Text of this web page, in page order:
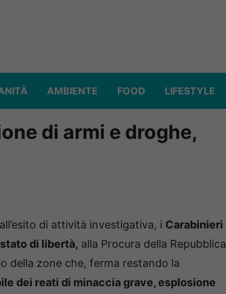
AMBIENTE FOOD LIFESTYLE
di armi e droghe,
di attività investigativa, i Carabinieri
di libertà, alla Procura della Repubblica
della zone che, ferma restando la
dei reati di minaccia grave, esplosione